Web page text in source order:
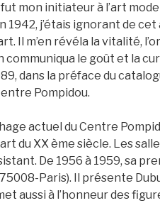
mon initiateur à l’art
1942, j’étais ignorant de
Il m’en révéla la vitalité,
communiqua le goût et la
dans la préface du
Pompidou.
actuel du Centre
du XX ème siècle. Les
De 1956 à 1959, sa
Paris). Il présente
aussi à l’honneur des